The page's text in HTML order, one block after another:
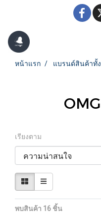
หน้าแรก แบรนด์สินค้าทั้
เรียงตาม
พบสินค้า 16 ชิ้น